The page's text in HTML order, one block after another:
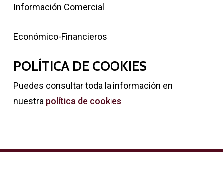
Información Comercial
Económico-Financieros
POLÍTICA DE COOKIES
Puedes consultar toda la información en
nuestra política de cookies